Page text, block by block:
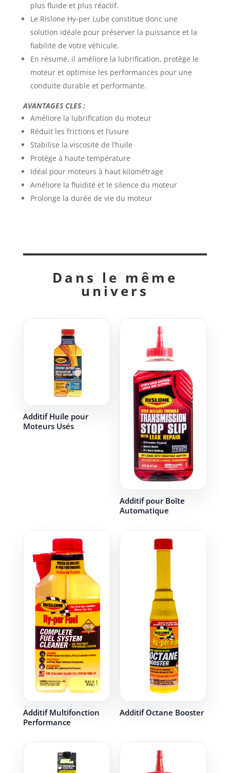
plus fluide et plus réactif.
Le Rislone Hy-per Lube constitue donc une
solution idéale pour préserver la puissance et la
fiabilité de votre véhicule.
En résumé, il améliore la lubrification, protège le
moteur et optimise les performances pour une
conduite durable et performante.
AVANTAGES CLES :
Améliore la lubrification du moteur
Réduit les frictions et l’usure
Stabilise la viscosité de l’huile
Protège à haute température
Idéal pour moteurs à haut kilométrage
Améliore la fluidité et le silence du moteur
Prolonge la durée de vie du moteur
Dans le même
univers
Additif Huile pour
Moteurs Usés
Additif pour Boîte
Automatique
Additif Multifonction
Performance
Additif Octane Booster